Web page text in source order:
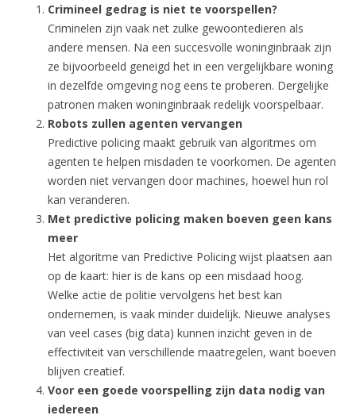
Crimineel gedrag is niet te voorspellen?
Criminelen zijn vaak net zulke gewoontedieren als
andere mensen. Na een succesvolle woninginbraak zijn
ze bijvoorbeeld geneigd het in een vergelijkbare woning
in dezelfde omgeving nog eens te proberen. Dergelijke
patronen maken woninginbraak redelijk voorspelbaar.
Robots zullen agenten vervangen
Predictive policing maakt gebruik van algoritmes om
agenten te helpen misdaden te voorkomen. De agenten
worden niet vervangen door machines, hoewel hun rol
kan veranderen.
Met predictive policing maken boeven geen kans
meer
Het algoritme van Predictive Policing wijst plaatsen aan
op de kaart: hier is de kans op een misdaad hoog.
Welke actie de politie vervolgens het best kan
ondernemen, is vaak minder duidelijk. Nieuwe analyses
van veel cases (big data) kunnen inzicht geven in de
effectiviteit van verschillende maatregelen, want boeven
blijven creatief.
Voor een goede voorspelling zijn data nodig van
iedereen